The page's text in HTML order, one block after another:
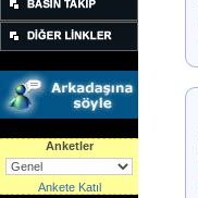
Anketler
Ankete Katıl